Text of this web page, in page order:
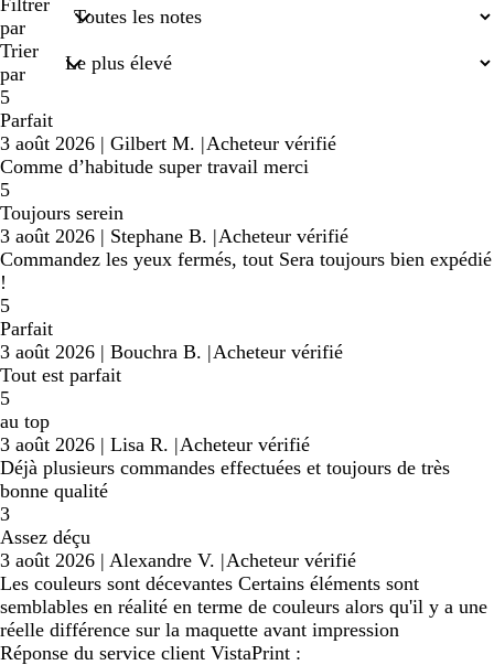
recherches
saisies
Filtrer
par
Trier
par
5
Parfait
3 août 2026 | Gilbert M. |Acheteur vérifié
Comme d’habitude super travail merci
5
Toujours serein
3 août 2026 | Stephane B. |Acheteur vérifié
Commandez les yeux fermés, tout Sera toujours bien expédié
!
5
Parfait
3 août 2026 | Bouchra B. |Acheteur vérifié
Tout est parfait
5
au top
3 août 2026 | Lisa R. |Acheteur vérifié
Déjà plusieurs commandes effectuées et toujours de très
bonne qualité
3
Assez déçu
3 août 2026 | Alexandre V. |Acheteur vérifié
Les couleurs sont décevantes Certains éléments sont
semblables en réalité en terme de couleurs alors qu'il y a une
réelle différence sur la maquette avant impression
Réponse du service client VistaPrint :